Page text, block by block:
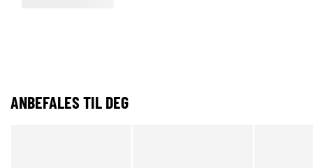
ANBEFALES TIL DEG